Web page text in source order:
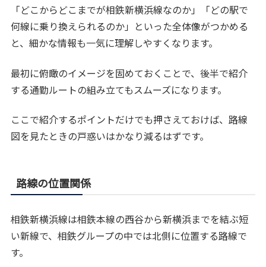
「どこからどこまでが相鉄新横浜線なのか」「どの駅で
何線に乗り換えられるのか」といった全体像がつかめる
と、細かな情報も一気に理解しやすくなります。
最初に俯瞰のイメージを固めておくことで、後半で紹介
する通勤ルートの組み立てもスムーズになります。
ここで紹介するポイントだけでも押さえておけば、路線
図を見たときの戸惑いはかなり減るはずです。
路線の位置関係
相鉄新横浜線は相鉄本線の西谷から新横浜までを結ぶ短
い新線で、相鉄グループの中では北側に位置する路線で
す。